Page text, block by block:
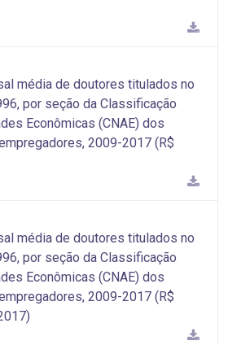
média de doutores titulados no
por seção da Classificação
Econômicas (CNAE) dos
2009-2017 (R$
média de doutores titulados no
por seção da Classificação
Econômicas (CNAE) dos
2009-2017 (R$